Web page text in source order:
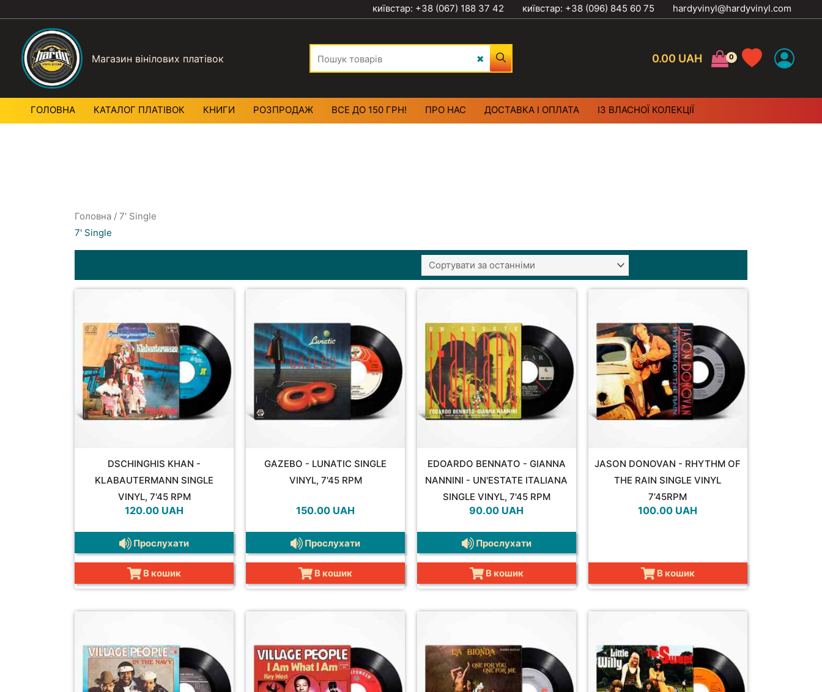
київстар: +38 (067) 188 37 42 київстар: +38 (096) 845 60 75 hardyvinyl@hardyvinyl.com
Магазин вінілових платівок 0.00 UAH
ГОЛОВНА КАТАЛОГ ПЛАТIВОК КНИГИ РОЗПРОДАЖ ВСЕ ДО 150 ГРН! ПРО НАС ДОСТАВКА І ОПЛАТА ІЗ ВЛАСНОЇ КОЛЕКЦІЇ
Головна / 7' Single
7' Single
DSCHINGHIS KHAN -
KLABAUTERMANN SINGLE
VINYL, 7'45 RPM
120.00 UAH
Прослухати
В кошик
GAZEBO - LUNATIC SINGLE
VINYL, 7'45 RPM
150.00 UAH
Прослухати
В кошик
EDOARDO BENNATO - GIANNA
NANNINI - UN'ESTATE ITALIANA
SINGLE VINYL, 7'45 RPM
90.00 UAH
Прослухати
В кошик
JASON DONOVAN - RHYTHM OF
THE RAIN SINGLE VINYL
7’45RPM
100.00 UAH
В кошик